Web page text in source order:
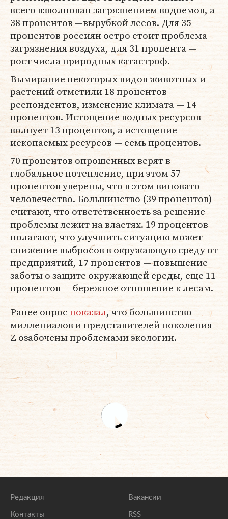
всего взволнован загрязнением водоемов, а
38 процентов —вырубкой лесов. Для 35
процентов россиян остро стоит проблема
загрязнения воздуха, для 31 процента —
рост числа природных катастроф.
Вымирание некоторых видов животных и
растений отметили 18 процентов
респондентов, изменение климата — 14
процентов. Истощение водных ресурсов
волнует 13 процентов, а истощение
ископаемых ресурсов — семь процентов.
70 процентов опрошенных верят в
глобальное потепление, при этом 57
процентов уверены, что в этом виновато
человечество. Большинство (39 процентов)
считают, что ответственность за решение
проблемы лежит на властях. 19 процентов
полагают, что улучшить ситуацию может
снижение выбросов в окружающую среду от
предприятий, 17 процентов — повышение
заботы о защите окружающей среды, еще 11
процентов — бережное отношение к лесам.
Ранее опроспоказал, что большинство
миллениалов и представителей поколения
Z озабочены проблемами экологии.
Редакция
Контакты
Вакансии
RSS